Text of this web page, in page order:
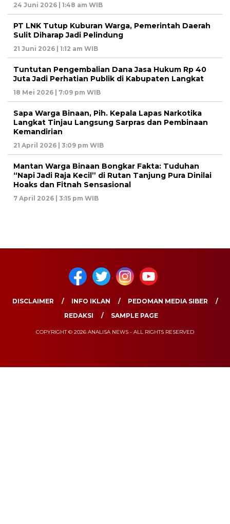
24 Juni 2026 | 1:48 am WIB
PT LNK Tutup Kuburan Warga, Pemerintah Daerah
Sulit Diharap Jadi Pelindung
21 Juni 2026 | 1:12 am WIB
Tuntutan Pengembalian Dana Jasa Hukum Rp 40
Juta Jadi Perhatian Publik di Kabupaten Langkat
18 Mei 2026 | 7:09 pm WIB
Sapa Warga Binaan, Pih. Kepala Lapas Narkotika
Langkat Tinjau Langsung Sarpras dan Pembinaan
Kemandirian
21 April 2026 | 3:09 pm WIB
Mantan Warga Binaan Bongkar Fakta: Tuduhan
“Napi Jadi Raja Kecil” di Rutan Tanjung Pura Dinilai
Hoaks dan Fitnah Sensasional
7 April 2026 | 3:15 pm WIB
DISCLAIMER INFO IKLAN
PEDOMAN MEDIA SIBER
REDAKSI
SAMPLE PAGE
COPYRIGHT © 2026 ANALISA NEWS - ALL RIGHTS RESERVED